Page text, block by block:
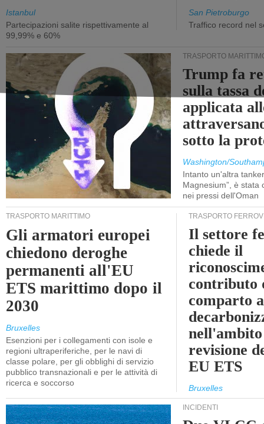
Istanbul
Partecipazioni salite rispettivamente al
99,99% e 60%
San Pietroburgo
Traffico record nel
TRASPORTO
Trump fa
sulla tassa
applicata
sotto la
Washington/
Intanto un'altra
Magnesium”, è stata
nei pressi dell'Oman
TRASPORTO MARITTIMO
Gli armatori europei
chiedono deroghe
permanenti all'EU
ETS marittimo dopo il
2030
Bruxelles
Esenzioni per i collegamenti con isole e
regioni ultraperiferiche, per le navi di
classe polare, per gli obblighi di servizio
pubblico transnazionali e per le attività di
ricerca e soccorso
TRASPORTO
Il settore
chiede il
contributo
comparto
revisione
EU ETS
Bruxelles
INCIDENTI